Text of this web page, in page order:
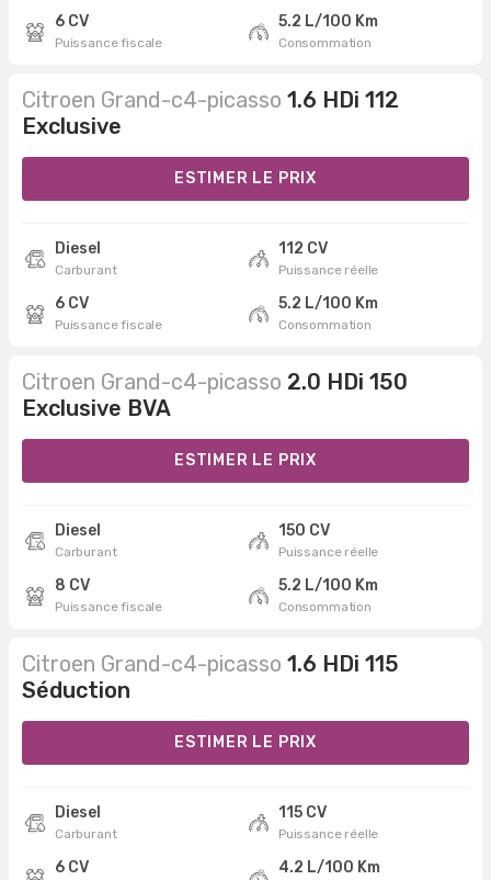
6 CV
Puissance fiscale
5.2 L/100 Km
Consommation
Citroen Grand-c4-picasso 1.6 HDi 112
Exclusive
ESTIMER LE PRIX
Diesel
Carburant
112 CV
Puissance réelle
6 CV
Puissance fiscale
5.2 L/100 Km
Consommation
Citroen Grand-c4-picasso 2.0 HDi 150
Exclusive BVA
ESTIMER LE PRIX
Diesel
Carburant
150 CV
Puissance réelle
8 CV
Puissance fiscale
5.2 L/100 Km
Consommation
Citroen Grand-c4-picasso 1.6 HDi 115
Séduction
ESTIMER LE PRIX
Diesel
Carburant
115 CV
Puissance réelle
6 CV 4.2 L/100 Km